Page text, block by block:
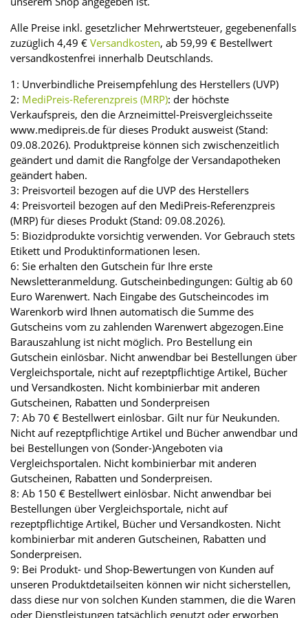
Alle Preise inkl. gesetzlicher Mehrwertsteuer, gegebenenfalls
zuzüglich 4,49 € Versandkosten, ab 59,99 € Bestellwert
versandkostenfrei innerhalb Deutschlands.
1: Unverbindliche Preisempfehlung des Herstellers (UVP)
2: MediPreis-Referenzpreis (MRP): der höchste
Verkaufspreis, den die Arzneimittel-Preisvergleichsseite
www.medipreis.de für dieses Produkt ausweist (Stand:
09.08.2026). Produktpreise können sich zwischenzeitlich
geändert und damit die Rangfolge der Versandapotheken
geändert haben.
3: Preisvorteil bezogen auf die UVP des Herstellers
4: Preisvorteil bezogen auf den MediPreis-Referenzpreis
(MRP) für dieses Produkt (Stand: 09.08.2026).
5: Biozidprodukte vorsichtig verwenden. Vor Gebrauch stets
Etikett und Produktinformationen lesen.
6: Sie erhalten den Gutschein für Ihre erste
Newsletteranmeldung. Gutscheinbedingungen: Gültig ab 60
Euro Warenwert. Nach Eingabe des Gutscheincodes im
Warenkorb wird Ihnen automatisch die Summe des
Gutscheins vom zu zahlenden Warenwert abgezogen.Eine
Barauszahlung ist nicht möglich. Pro Bestellung ein
Gutschein einlösbar. Nicht anwendbar bei Bestellungen über
Vergleichsportale, nicht auf rezeptpflichtige Artikel, Bücher
und Versandkosten. Nicht kombinierbar mit anderen
Gutscheinen, Rabatten und Sonderpreisen
7: Ab 70 € Bestellwert einlösbar. Gilt nur für Neukunden.
Nicht auf rezeptpflichtige Artikel und Bücher anwendbar und
bei Bestellungen von (Sonder-)Angeboten via
Vergleichsportalen. Nicht kombinierbar mit anderen
Gutscheinen, Rabatten und Sonderpreisen.
8: Ab 150 € Bestellwert einlösbar. Nicht anwendbar bei
Bestellungen über Vergleichsportale, nicht auf
rezeptpflichtige Artikel, Bücher und Versandkosten. Nicht
kombinierbar mit anderen Gutscheinen, Rabatten und
Sonderpreisen.
9: Bei Produkt- und Shop-Bewertungen von Kunden auf
unseren Produktdetailseiten können wir nicht sicherstellen,
dass diese nur von solchen Kunden stammen, die die Waren
oder Dienstleistungen tatsächlich genutzt oder erworben